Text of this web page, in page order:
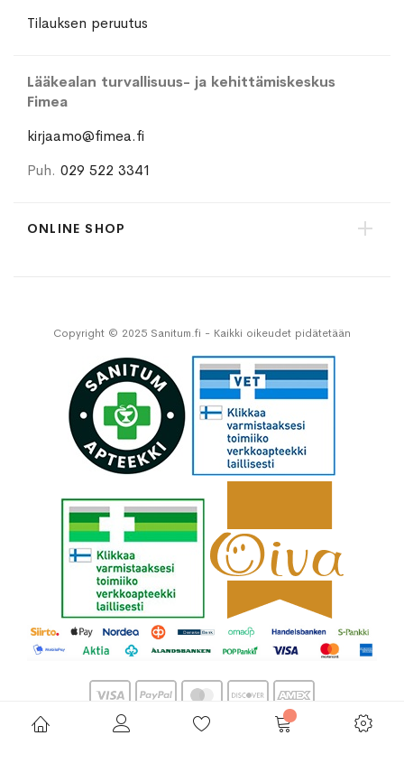
Tilauksen peruutus
Lääkealan turvallisuus- ja kehittämiskeskus
Fimea
kirjaamo@fimea.fi
Puh. 029 522 3341
ONLINE SHOP
Copyright © 2025 Sanitum.fi - Kaikki oikeudet pidätetään